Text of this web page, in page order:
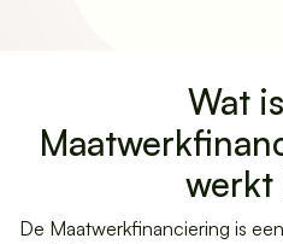
Wat
werkt
De Maatwerkfinanciering is